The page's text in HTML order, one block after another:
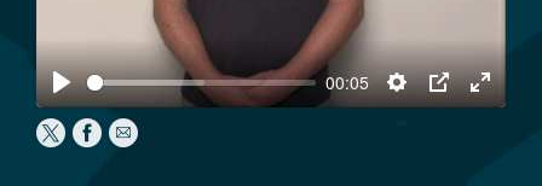
Play
00:05
Settings
PIP
Enter